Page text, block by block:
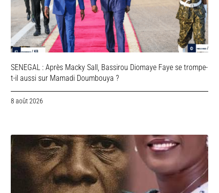
SENEGAL : Après Macky Sall, Bassirou Diomaye Faye se trompe-
t-il aussi sur Mamadi Doumbouya ?
8 août 2026